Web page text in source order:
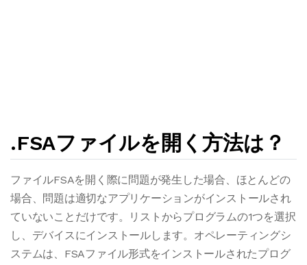
.FSAファイルを開く方法は？
ファイルFSAを開く際に問題が発生した場合、ほとんどの
場合、問題は適切なアプリケーションがインストールされ
ていないことだけです。リストからプログラムの1つを選択
し、デバイスにインストールします。オペレーティングシ
ステムは、FSAファイル形式をインストールされたプログ